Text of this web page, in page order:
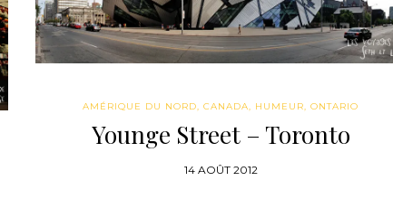
AMÉRIQUE DU NORD,CANADA, HUMEUR,ONTARIO
Younge Street – Toronto
14 AOÛT 2012